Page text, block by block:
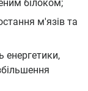
білоком;
м'язів та
енергетики,